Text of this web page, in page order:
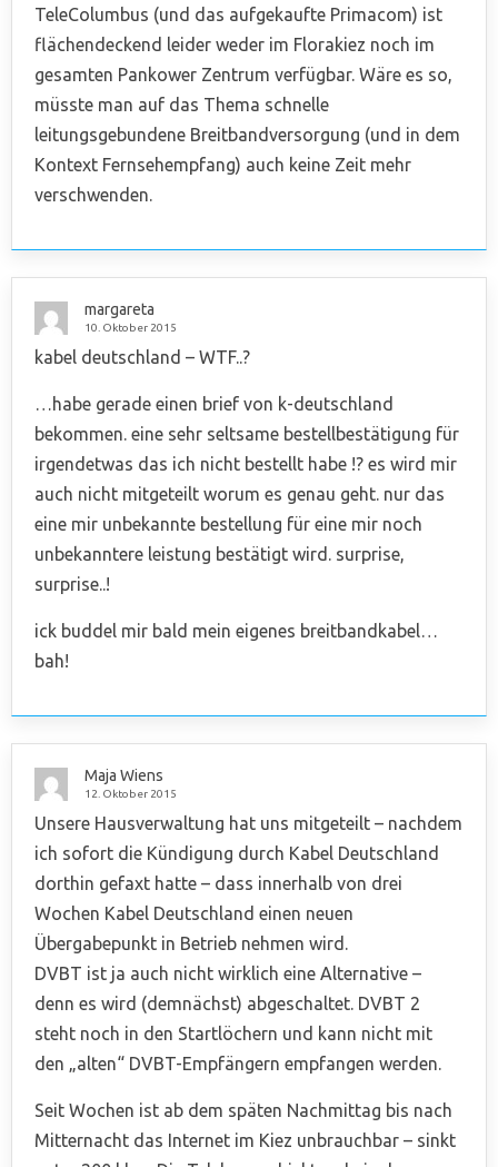
TeleColumbus (und das aufgekaufte Primacom) ist
flächendeckend leider weder im Florakiez noch im
gesamten Pankower Zentrum verfügbar. Wäre es so,
müsste man auf das Thema schnelle
leitungsgebundene Breitbandversorgung (und in dem
Kontext Fernsehempfang) auch keine Zeit mehr
verschwenden.
margareta
10. Oktober 2015
kabel deutschland – WTF..?
…habe gerade einen brief von k-deutschland
bekommen. eine sehr seltsame bestellbestätigung für
irgendetwas das ich nicht bestellt habe !? es wird mir
auch nicht mitgeteilt worum es genau geht. nur das
eine mir unbekannte bestellung für eine mir noch
unbekanntere leistung bestätigt wird. surprise,
surprise..!
ick buddel mir bald mein eigenes breitbandkabel…
bah!
Maja Wiens
12. Oktober 2015
Unsere Hausverwaltung hat uns mitgeteilt – nachdem
ich sofort die Kündigung durch Kabel Deutschland
dorthin gefaxt hatte – dass innerhalb von drei
Wochen Kabel Deutschland einen neuen
Übergabepunkt in Betrieb nehmen wird.
DVBT ist ja auch nicht wirklich eine Alternative –
denn es wird (demnächst) abgeschaltet. DVBT 2
steht noch in den Startlöchern und kann nicht mit
den „alten“ DVBT-Empfängern empfangen werden.
Seit Wochen ist ab dem späten Nachmittag bis nach
Mitternacht das Internet im Kiez unbrauchbar – sinkt